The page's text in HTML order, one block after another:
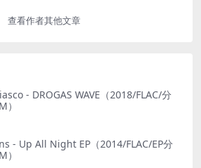
查看作者其他文章
- DROGAS WAVE（2018/FLAC/分
）
- Up All Night EP（2014/FLAC/EP分
）